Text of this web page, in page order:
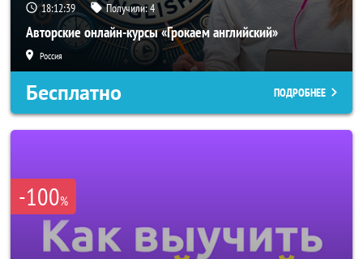
18:12:39 Получили:4
Авторские онлайн-курсы «Грокаем английский»
Россия
Бесплатно ПОДРОБНЕЕ
-100%